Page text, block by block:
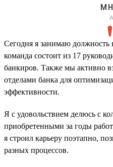
Сегодня я занимаю должность
команда состоит из 17
банкиров. Также мы активно
отделами банка для
эффективности.
Я с удовольствием делюсь с
приобретенными за годы
я строил карьеру поэтапно,
разных процессов.